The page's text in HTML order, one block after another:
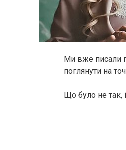
Ми вже писали
поглянути на
Що було не так,